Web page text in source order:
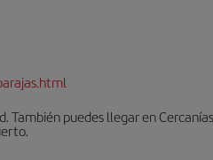
puedes llegar en